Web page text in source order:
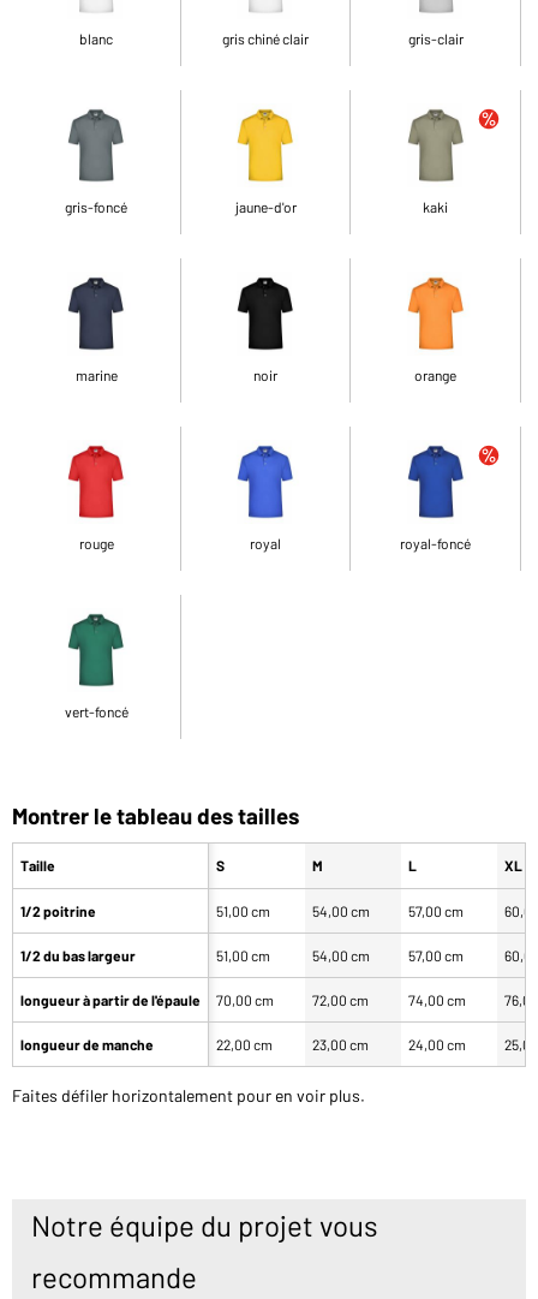
blanc gris chiné clair gris-clair
gris-foncé jaune-d'or kaki
marine noir orange
rouge royal royal-foncé
vert-foncé
Montrer le tableau des tailles
Taille
1/2 poitrine
1/2 du bas largeur
longueur à partir de l'épaule
longueur de manche
S M L XL
51,00 cm 54,00 cm 57,00 cm
51,00 cm 54,00 cm 57,00 cm
70,00 cm 72,00 cm 74,00 cm
22,00 cm 23,00 cm 24,00 cm
Faites défiler horizontalement pour en voir plus.
Notre équipe du projet vous
recommande